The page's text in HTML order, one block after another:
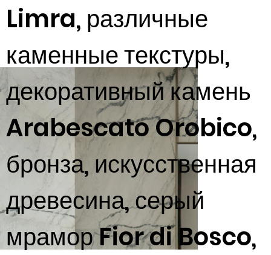
Limra, различные
каменные текстуры,
декоративный камень
Arabescato Orobico,
бронза, искусственная
древесина, серый
мрамор Fior di Bosco,